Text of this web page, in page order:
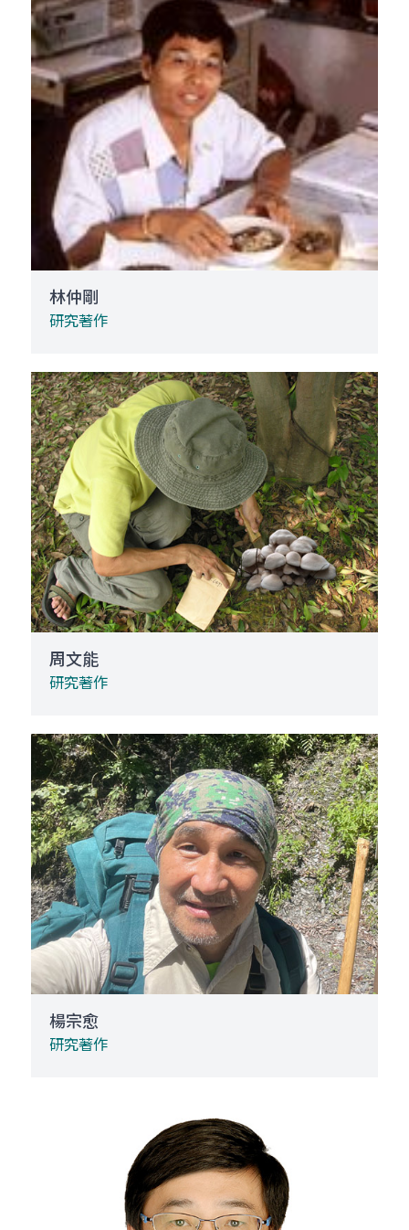
林仲剛
研究著作
周文能
研究著作
楊宗愈
研究著作